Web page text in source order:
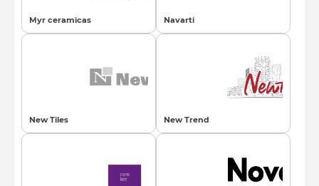
Myr ceramicas Navarti
New Tiles New Trend